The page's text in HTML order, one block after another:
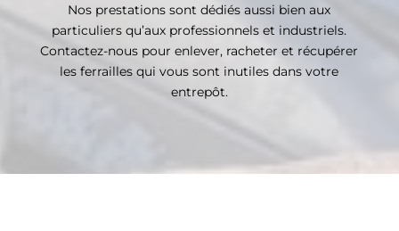
Nos prestations sont dédiés aussi bien aux
particuliers qu’aux professionnels et industriels.
Contactez-nous pour enlever, racheter et récupérer
les ferrailles qui vous sont inutiles dans votre
entrepôt.